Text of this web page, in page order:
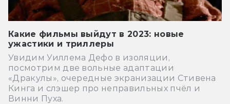
Какие фильмы выйдут в 2023: новые
ужастики и триллеры
Увидим Уиллема Дефо в изоляции,
посмотрим две вольные адаптации
«Дракулы», очередные экранизации Стивена
Кинга и слэшер про неправильных пчёл и
Винни Пуха.